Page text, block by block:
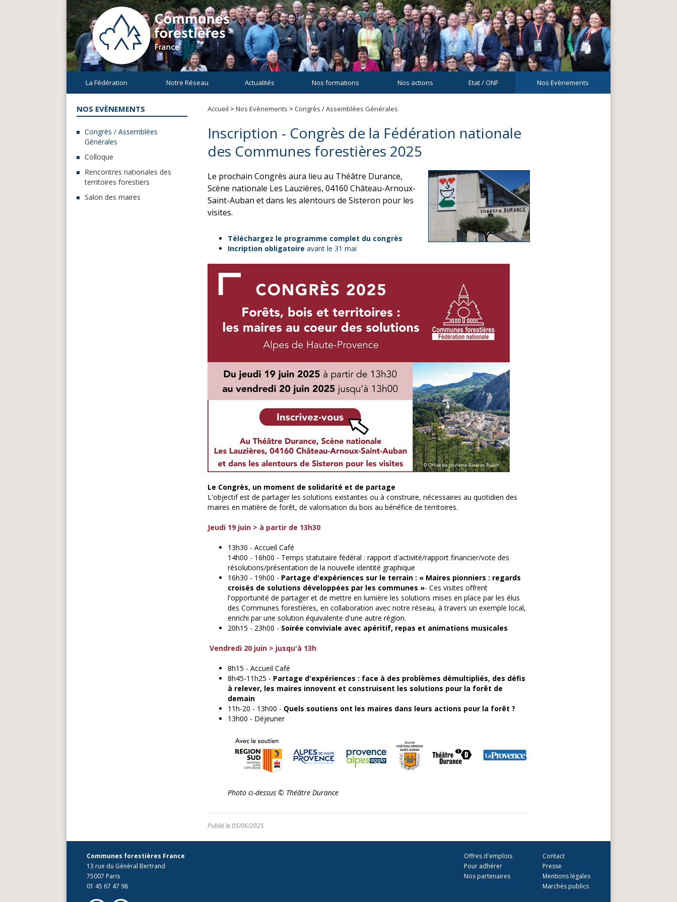
La Fédération Notre Réseau Actualités Nos formations Nos actions Etat / ONF Nos Evènements
NOS EVÈNEMENTS
Congrès / Assemblées
Générales
Colloque
Rencontres nationales des
territoires forestiers
Salon des maires
Accueil > Nos Evènements > Congrès / Assemblées Générales
Inscription - Congrès de la Fédération nationale
des Communes forestières 2025
Le prochain Congrès aura lieu au Théâtre Durance,
Scène nationale Les Lauzières, 04160 Château-Arnoux-
Saint-Auban et dans les alentours de Sisteron pour les
visites.
Téléchargez le programme complet du congrès
Incription obligatoire avant le 31 mai
Le Congrès, un moment de solidarité et de partage
L'objectif est de partager les solutions existantes ou à construire, nécessaires au quotidien des
maires en matière de forêt, de valorisation du bois au bénéfice de territoires.
Jeudi 19 juin > à partir de 13h30
13h30 - Accueil Café
14h00 - 16h00 - Temps statutaire fédéral : rapport d'activité/rapport financier/vote des
résolutions/présentation de la nouvelle identité graphique
16h30 - 19h00 - Partage d'expériences sur le terrain : « Maires pionniers : regards
croisés de solutions développées par les communes »- Ces visites offrent
l'opportunité de partager et de mettre en lumière les solutions mises en place par les élus
des Communes forestières, en collaboration avec notre réseau, à travers un exemple local,
enrichi par une solution équivalente d'une autre région.
20h15 - 23h00 - Soirée conviviale avec apéritif, repas et animations musicales
Vendredi 20 juin > jusqu'à 13h
8h15 - Accueil Café
8h45-11h25 - Partage d'expériences : face à des problèmes démultipliés, des défis
à relever, les maires innovent et construisent les solutions pour la forêt de
demain
11h-20 - 13h00 - Quels soutiens ont les maires dans leurs actions pour la forêt ?
13h00 - Déjeuner
Photo ci-dessus © Théâtre Durance
Publié le 05/06/2025
Communes forestières France
13 rue du Général Bertrand
75007 Paris
01 45 67 47 98
Contact
Presse
Mentions légales
Marchés publics
Offres d'emplois
Pour adhérer
Nos partenaires